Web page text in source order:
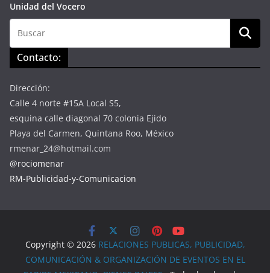
Unidad del Vocero
Contacto:
Dirección:
Calle 4 norte #15A Local S5,
esquina calle diagonal 70 colonia Ejido
Playa del Carmen, Quintana Roo, México
rmenar_24@hotmail.com
@rociomenar
RM-Publicidad-y-Comunicacion
Copyright © 2026 RELACIONES PUBLICAS, PUBLICIDAD,
COMUNICACIÓN & ORGANIZACIÓN DE EVENTOS EN EL